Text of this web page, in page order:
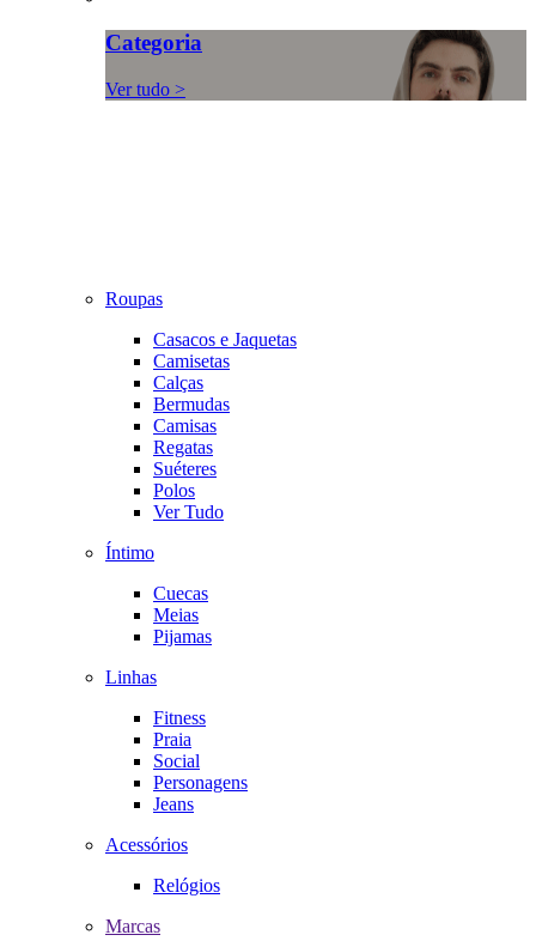
Categoria
Ver tudo >
Roupas
Casacos e Jaquetas
Camisetas
Calças
Bermudas
Camisas
Regatas
Suéteres
Polos
Ver Tudo
Íntimo
Cuecas
Meias
Pijamas
Linhas
Fitness
Praia
Social
Personagens
Jeans
Acessórios
Relógios
Marcas